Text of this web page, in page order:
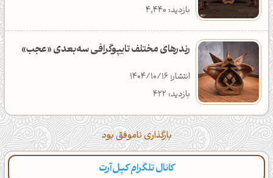
بازدید: 4,440
رندرهای مختلف تایپوگرافی سه‌بعدی «عجب»
انتشار: 1404/10/16
بازدید: 422
بارگذاری ناموفق بود
کانال تلگرام کپل‌آرت